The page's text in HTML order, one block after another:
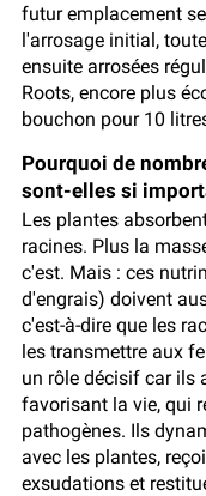
futur emplacement
l'arrosage initial,
ensuite arrosées
Roots, encore plus
bouchon pour 10
Pourquoi de
sont-elles si
Les plantes
racines. Plus la
c'est. Mais : ces
d'engrais) doivent
c'est-à-dire que les
les transmettre aux
un rôle décisif car ils
favorisant la vie, qui
pathogènes. Ils
avec les plantes,
exsudations et